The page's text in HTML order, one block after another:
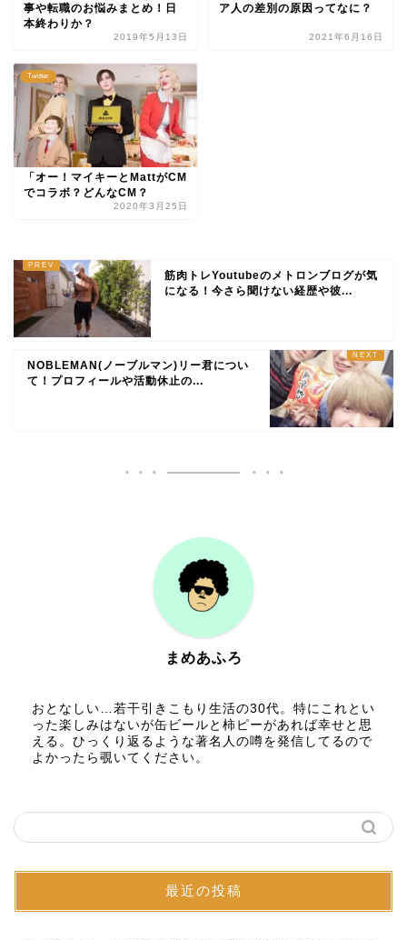
事や転職のお悩みまとめ！日
本終わりか？
2019年5月13日
ア人の差別の原因ってなに？
2021年6月16日
Twitter
「オー！マイキーとMattがCM
でコラボ？どんなCM？
2020年3月25日
筋肉トレYoutubeのメトロンブログが気
になる！今さら聞けない経歴や彼...
NOBLEMAN(ノーブルマン)リー君につい
て！プロフィールや活動休止の...
まめあふろ
おとなしい…若干引きこもり生活の30代。特にこれとい
った楽しみはないが缶ビールと柿ピーがあれば幸せと思
える。ひっくり返るような著名人の噂を発信してるので
よかったら覗いてください。
最近の投稿